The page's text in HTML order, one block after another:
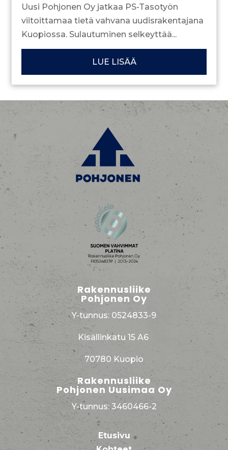
Uusi Pohjonen Oy jatkaa PS-Tasotyön
viitoittamaa tietä vahvana uudisrakentajana
Kuopiossa. Sulautuminen selkeyttää...
LUE LISÄÄ
Rakennusliike
Pohjonen Oy
Y-tunnus: 0524833-9
Kisällinkatu 15 A6
70780 Kuopio
Rakennusliike
Pohjonen Uusimaa Oy
Y-tunnus: 3460466-2
Etusivu